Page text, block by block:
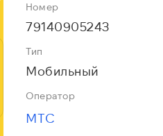
Номер
79140905243
Тип
Мобильный
Оператор
МТС